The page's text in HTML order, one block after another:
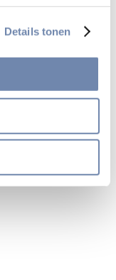
Details tonen